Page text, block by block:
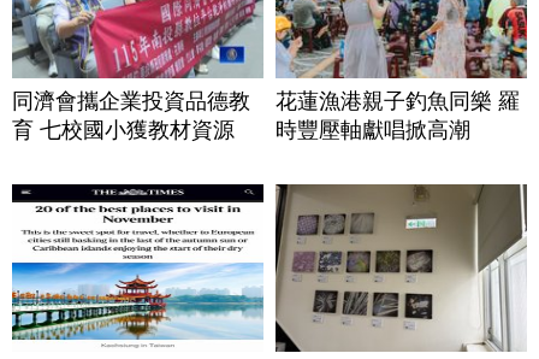
同濟會攜企業投資品德教
育 七校國小獲教材資源
花蓮漁港親子釣魚同樂 羅
時豐壓軸獻唱掀高潮